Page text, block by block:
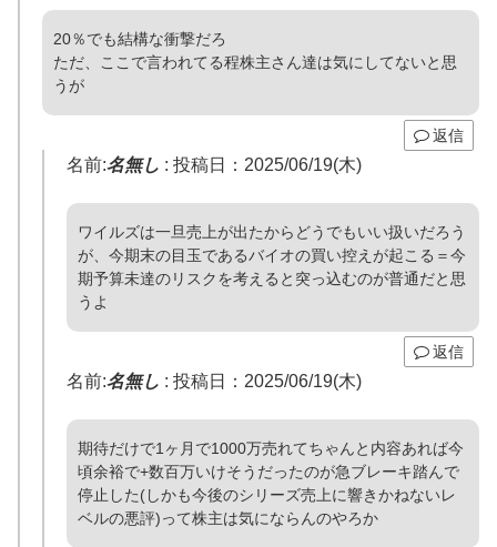
20％でも結構な衝撃だろ
ただ、ここで言われてる程株主さん達は気にしてないと思
うが
返信
名前:名無し : 投稿日：2025/06/19(木)
ワイルズは一旦売上が出たからどうでもいい扱いだろう
が、今期末の目玉であるバイオの買い控えが起こる＝今
期予算未達のリスクを考えると突っ込むのが普通だと思
うよ
返信
名前:名無し : 投稿日：2025/06/19(木)
期待だけで1ヶ月で1000万売れてちゃんと内容あれば今
頃余裕で+数百万いけそうだったのが急ブレーキ踏んで
停止した(しかも今後のシリーズ売上に響きかねないレ
ベルの悪評)って株主は気にならんのやろか